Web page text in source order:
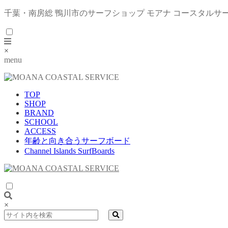
千葉・南房総 鴨川市のサーフショップ モアナ コースタルサ
×
menu
TOP
SHOP
BRAND
SCHOOL
ACCESS
年齢と向き合うサーフボード
Channel Islands SurfBoards
×